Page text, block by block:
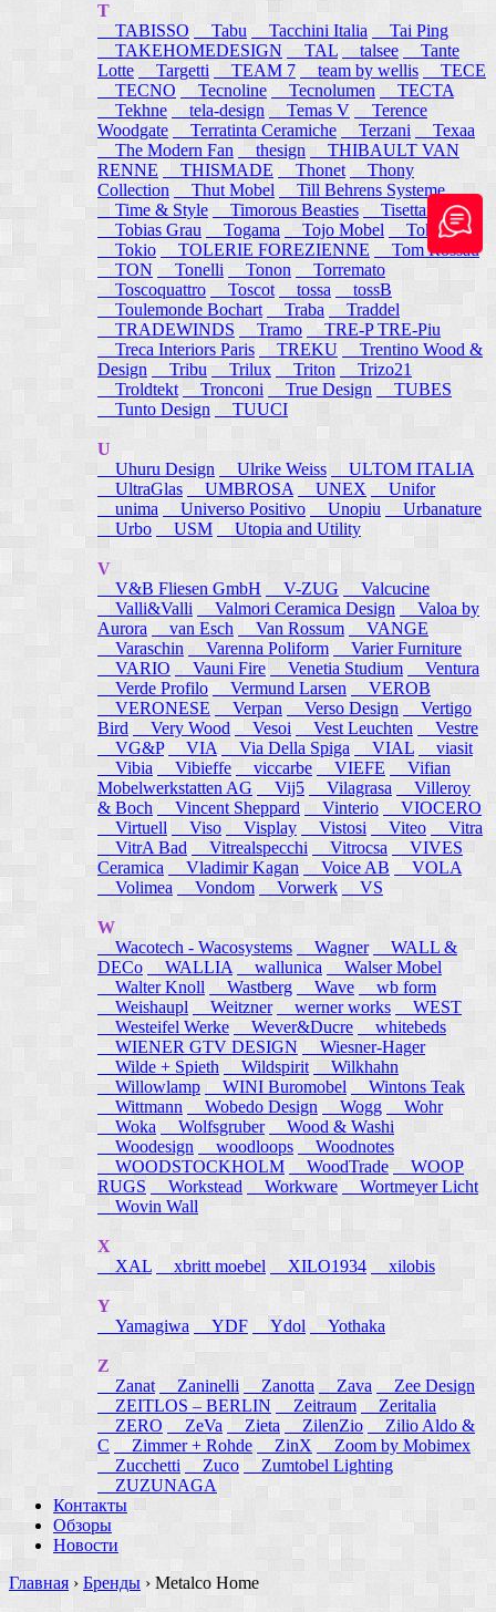
T
TABISSO
Tabu Tacchini Italia
Tai Ping
TAKEHOMEDESIGN
TAL talsee
Tante
Lotte
Targetti TEAM 7 team by wellis
TECE
TECNO
Tecnoline Tecnolumen
TECTA
Tekhne
tela-design Temas V
Terence
Woodgate
Terratinta Ceramiche Terzani
Texaa
The Modern Fan
thesign
THIBAULT VAN
RENNE
THISMADE Thonet
Thony
Collection
Thut Mobel
Till Behrens Systeme
Time & Style
Timorous Beasties
Tisettanta
Tobias Grau
Togama Tojo Mobel
Token
Tokio
TOLERIE FOREZIENNE
Tom Rossau
TON
Tonelli Tonon
Torremato
Toscoquattro
Toscot tossa
tossB
Toulemonde Bochart
Traba
Traddel
TRADEWINDS
Tramo
TRE-P TRE-Piu
Treca Interiors Paris
TREKU
Trentino Wood &
Design
Tribu Trilux Triton
Trizo21
Troldtekt Tronconi True Design
TUBES
Tunto Design
TUUCI
U
Uhuru Design
Ulrike Weiss
ULTOM ITALIA
UltraGlas
UMBROSA UNEX
Unifor
unima
Universo Positivo Unopiu
Urbanature
Urbo
USM Utopia and Utility
V
V&B Fliesen GmbH
V-ZUG
Valcucine
Valli&Valli
Valmori Ceramica Design
Valoa by
Aurora
van Esch Van Rossum
VANGE
Varaschin
Varenna Poliform
Varier Furniture
VARIO
Vauni Fire Venetia Studium
Ventura
Verde Profilo
Vermund Larsen
VEROB
VERONESE
Verpan Verso Design
Vertigo
Bird
Very Wood Vesoi Vest Leuchten
Vestre
VG&P
VIA Via Della Spiga VIAL
viasit
Vibia
Vibieffe viccarbe VIEFE
Vifian
Mobelwerkstatten AG
Vij5 Vilagrasa
Villeroy
& Boch
Vincent Sheppard Vinterio
VIOCERO
Virtuell
Viso Visplay Vistosi Viteo
Vitra
VitrA Bad
Vitrealspecchi Vitrocsa
VIVES
Ceramica
Vladimir Kagan Voice AB
VOLA
Volimea
Vondom Vorwerk VS
W
Wacotech - Wacosystems
Wagner
WALL &
DECo
WALLIA wallunica
Walser Mobel
Walter Knoll
Wastberg Wave
wb form
Weishaupl
Weitzner werner works
WEST
Westeifel Werke
Wever&Ducre
whitebeds
WIENER GTV DESIGN
Wiesner-Hager
Wilde + Spieth
Wildspirit
Wilkhahn
Willowlamp
WINI Buromobel
Wintons Teak
Wittmann
Wobedo Design Wogg
Wohr
Woka
Wolfsgruber
Wood & Washi
Woodesign
woodloops
Woodnotes
WOODSTOCKHOLM
WoodTrade
WOOP
RUGS
Workstead Workware
Wortmeyer Licht
Wovin Wall
X
XAL
xbritt moebel XILO1934 xilobis
Y
Yamagiwa
YDF Ydol Yothaka
Z
Zanat
Zaninelli Zanotta Zava
Zee Design
ZEITLOS – BERLIN
Zeitraum
Zeritalia
ZERO
ZeVa Zieta ZilenZio
Zilio Aldo &
C
Zimmer + Rohde ZinX
Zoom by Mobimex
Zucchetti
Zuco
Zumtobel Lighting
ZUZUNAGA
Контакты
Обзоры
Новости
Главная › Бренды › Metalco Home